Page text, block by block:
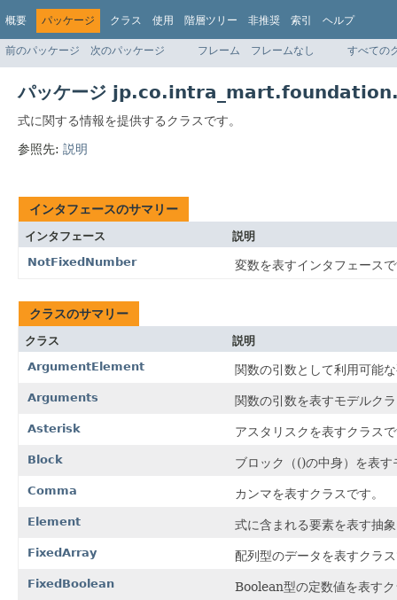
概要 パッケージ クラス 使用 階層ツリー 非推奨 索引 ヘルプ
前のパッケージ 次のパッケージ フレーム フレームなし すべての
パッケージ
式に関する情報を提供するクラスです。
参照先: 説明
インタフェースのサマリー
インタフェース
説明
NotFixedNumber
変数を表すインタフェース
クラスのサマリー
クラス
説明
ArgumentElement
関数の引数として利用可能
Arguments 関数の引数を表すモデルク
Asterisk アスタリスクを表すクラス
Block ブロック（()の中身）を表
Comma カンマを表すクラスです。
Element 式に含まれる要素を表す抽
FixedArray 配列型のデータを表すクラ
FixedBoolean Boolean型の定数値を表す